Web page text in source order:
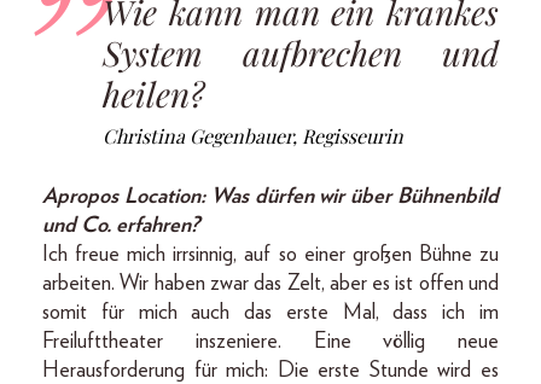
Wie kann man ein krankes
System aufbrechen und
heilen?
Christina Gegenbauer, Regisseurin
Apropos Location: Was dürfen wir über Bühnenbild
und Co. erfahren?
Ich freue mich irrsinnig, auf so einer großen Bühne zu
arbeiten. Wir haben zwar das Zelt, aber es ist offen und
somit für mich auch das erste Mal, dass ich im
Freilufttheater inszeniere. Eine völlig neue
Herausforderung für mich: Die erste Stunde wird es